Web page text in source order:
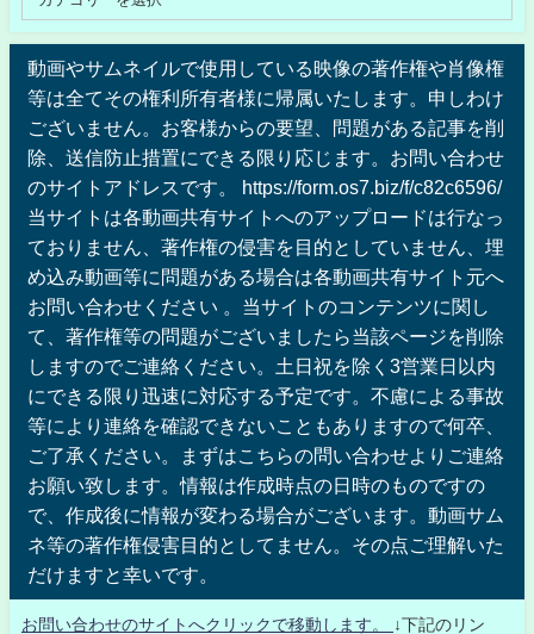
動画やサムネイルで使用している映像の著作権や肖像権
等は全てその権利所有者様に帰属いたします。申しわけ
ございません。お客様からの要望、問題がある記事を削
除、送信防止措置にできる限り応じます。お問い合わせ
のサイトアドレスです。 https://form.os7.biz/f/c82c6596/
当サイトは各動画共有サイトへのアップロードは行なっ
ておりません、著作権の侵害を目的としていません、埋
め込み動画等に問題がある場合は各動画共有サイト元へ
お問い合わせください 。当サイトのコンテンツに関し
て、著作権等の問題がございましたら当該ページを削除
しますのでご連絡ください。土日祝を除く3営業日以内
にできる限り迅速に対応する予定です。不慮による事故
等により連絡を確認できないこともありますので何卒、
ご了承ください。まずはこちらの問い合わせよりご連絡
お願い致します。情報は作成時点の日時のものですの
で、作成後に情報が変わる場合がございます。動画サム
ネ等の著作権侵害目的としてません。その点ご理解いた
だけますと幸いです。
お問い合わせのサイトへクリックで移動します。
↓下記のリン